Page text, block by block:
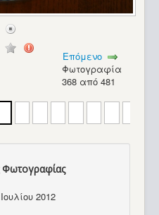
Επόμενο
Φωτογραφία
368 από 481
2012